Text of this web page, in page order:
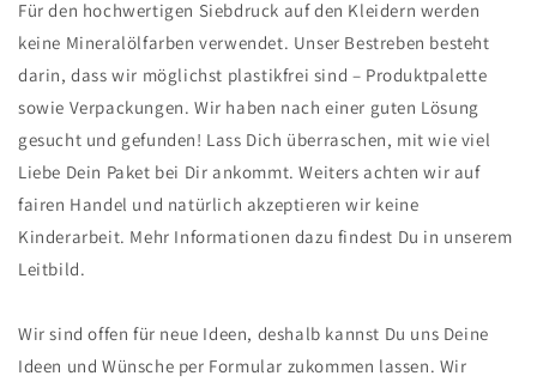
Für den hochwertigen Siebdruck auf den Kleidern werden
keine Mineralölfarben verwendet. Unser Bestreben besteht
darin, dass wir möglichst plastikfrei sind – Produktpalette
sowie Verpackungen. Wir haben nach einer guten Lösung
gesucht und gefunden! Lass Dich überraschen, mit wie viel
Liebe Dein Paket bei Dir ankommt. Weiters achten wir auf
fairen Handel und natürlich akzeptieren wir keine
Kinderarbeit. Mehr Informationen dazu findest Du in unserem
Leitbild.
Wir sind offen für neue Ideen, deshalb kannst Du uns Deine
Ideen und Wünsche per Formular zukommen lassen. Wir